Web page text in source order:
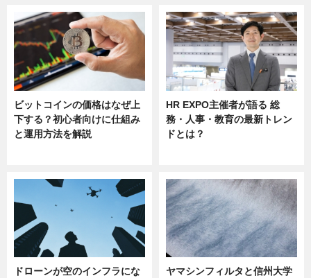
ビットコインの価格はなぜ上
下する？初心者向けに仕組み
と運用方法を解説
HR EXPO主催者が語る 総
務・人事・教育の最新トレン
ドとは？
ドローンが空のインフラにな ヤマシンフィルタと信州大学